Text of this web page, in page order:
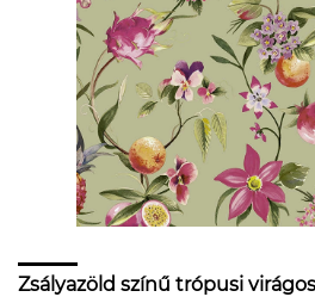
Zsályazöld színű trópusi